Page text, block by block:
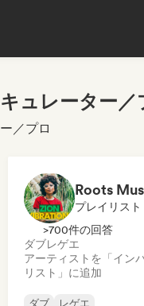
ュレーター／
／プロ
プレイリス
>700件の回答
ダブレゲエ
アーティストを「イン
リスト」に追加
ダブ レゲエ